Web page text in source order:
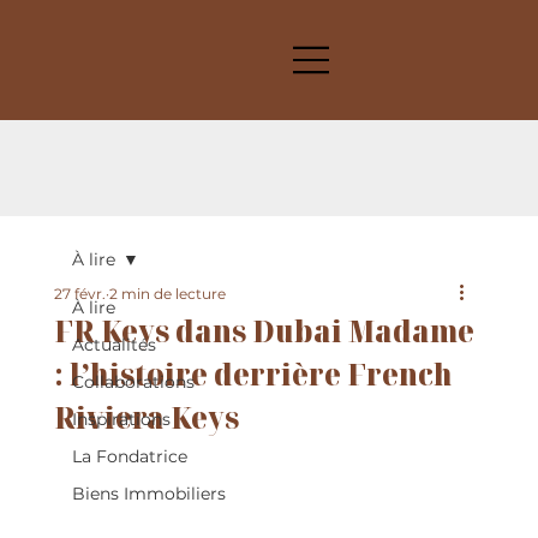
À lire
Actualités
Collaborations
Inspirations
La Fondatrice
Biens Immobiliers
À lire
FR Keys dans Dubai Madame
: l’histoire derrière French
Riviera Keys
27 févr. 2 min de lecture